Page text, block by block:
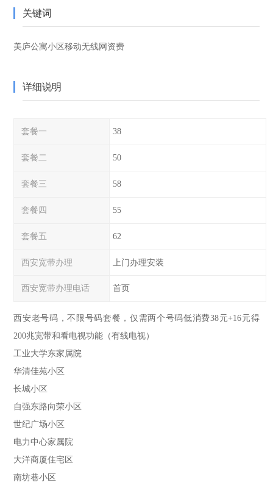
关键词
美庐公寓小区移动无线网资费
详细说明
套餐一 38
套餐二 50
套餐三 58
套餐四 55
套餐五 62
西安宽带办理 上门办理安装
西安宽带办理电话 首页
西安老号码，不限号码套餐，仅需两个号码低消费38元+16元得
200兆宽带和看电视功能（有线电视）
工业大学东家属院
华清佳苑小区
长城小区
自强东路向荣小区
世纪广场小区
电力中心家属院
大洋商厦住宅区
南坊巷小区